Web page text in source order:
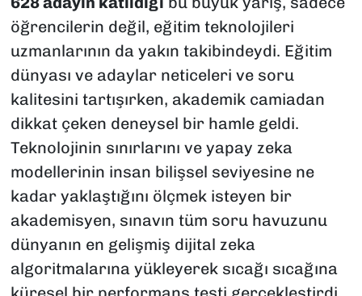
öğrencilerin değil, eğitim teknolojileri
uzmanlarının da yakın takibindeydi. Eğitim
dünyası ve adaylar neticeleri ve soru
kalitesini tartışırken, akademik camiadan
dikkat çeken deneysel bir hamle geldi.
Teknolojinin sınırlarını ve yapay zeka
modellerinin insan bilişsel seviyesine ne
kadar yaklaştığını ölçmek isteyen bir
akademisyen, sınavın tüm soru havuzunu
dünyanın en gelişmiş dijital zeka
algoritmalarına yükleyerek sıcağı sıcağına